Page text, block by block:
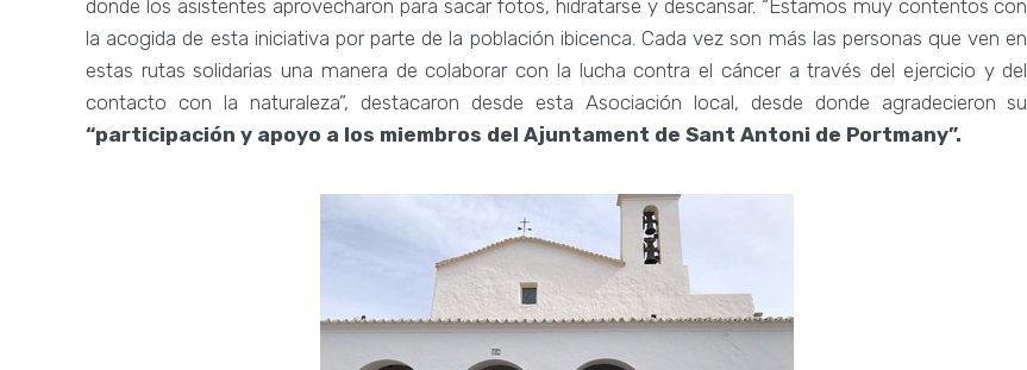
donde los asistentes aprovecharon para sacar fotos, hidratarse y descansar. “Estamos muy contentos con
la acogida de esta iniciativa por parte de la población ibicenca. Cada vez son más las personas que ven en
estas rutas solidarias una manera de colaborar con la lucha contra el cáncer a través del ejercicio y del
contacto con la naturaleza”, destacaron desde esta Asociación local, desde donde agradecieron su
“participación y apoyo a los miembros del Ajuntament de Sant Antoni de Portmany”.